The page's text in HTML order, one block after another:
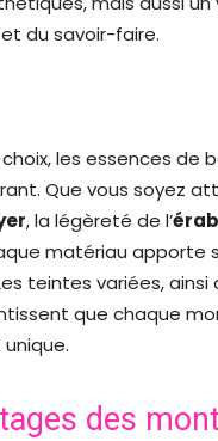
du savoir-faire.
les essences de
Que vous soyez
, la légèreté de l’
matériau apporte
teintes variées,
que chaque
des